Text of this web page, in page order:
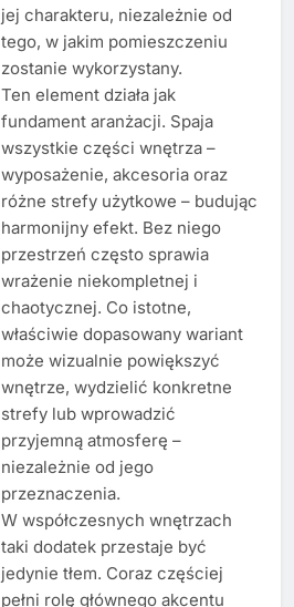
jej charakteru, niezależnie od
tego, w jakim pomieszczeniu
zostanie wykorzystany.
Ten element działa jak
fundament aranżacji. Spaja
wszystkie części wnętrza –
wyposażenie, akcesoria oraz
różne strefy użytkowe – budując
harmonijny efekt. Bez niego
przestrzeń często sprawia
wrażenie niekompletnej i
chaotycznej. Co istotne,
właściwie dopasowany wariant
może wizualnie powiększyć
wnętrze, wydzielić konkretne
strefy lub wprowadzić
przyjemną atmosferę –
niezależnie od jego
przeznaczenia.
W współczesnych wnętrzach
taki dodatek przestaje być
jedynie tłem. Coraz częściej
pełni rolę głównego akcentu